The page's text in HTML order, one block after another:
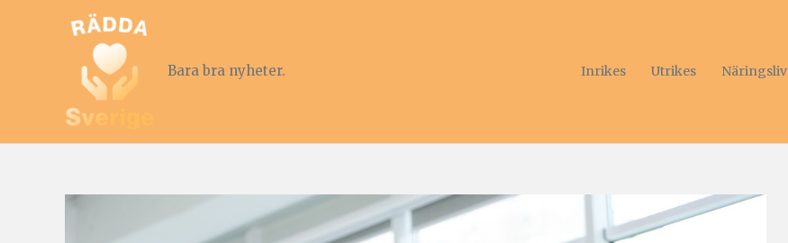
Bara bra nyheter. Inrikes Utrikes Näringsliv